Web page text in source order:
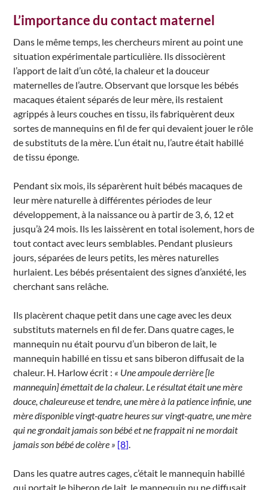
L’importance du contact maternel
Dans le même temps, les chercheurs mirent au point une
situation expérimentale particulière. Ils dissocièrent
l’apport de lait d’un côté, la chaleur et la douceur
maternelles de l’autre. Observant que lorsque les bébés
macaques étaient séparés de leur mère, ils restaient
agrippés à leurs couches en tissu, ils fabriquèrent deux
sortes de mannequins en fil de fer qui devaient jouer le rôle
de substituts de la mère. L’un était nu, l’autre était habillé
de tissu éponge.
Pendant six mois, ils séparèrent huit bébés macaques de
leur mère naturelle à différentes périodes de leur
développement, à la naissance ou à partir de 3, 6, 12 et
jusqu’à 24 mois. Ils les laissèrent en total isolement, hors de
tout contact avec leurs semblables. Pendant plusieurs
jours, séparées de leurs petits, les mères naturelles
hurlaient. Les bébés présentaient des signes d’anxiété, les
cherchant sans relâche.
Ils placèrent chaque petit dans une cage avec les deux
substituts maternels en fil de fer. Dans quatre cages, le
mannequin nu était pourvu d’un biberon de lait, le
mannequin habillé en tissu et sans biberon diffusait de la
chaleur. H. Harlow écrit : « Une ampoule derrière [le
mannequin] émettait de la chaleur. Le résultat était une mère
douce, chaleureuse et tendre, une mère à la patience infinie, une
mère disponible vingt-quatre heures sur vingt-quatre, une mère
qui ne grondait jamais son bébé et ne frappait ni ne mordait
jamais son bébé de colère » [8]
Dans les quatre autres cages, c’était le mannequin habillé
qui portait le biberon de lait, le mannequin nu ne diffusait